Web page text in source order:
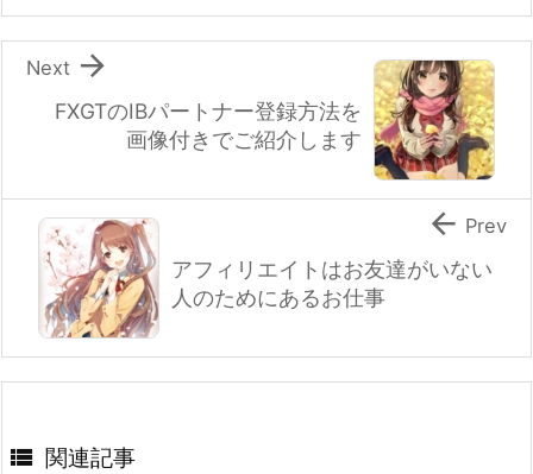
FXGTのIBパートナー登録方法を
画像付きでご紹介します

Next
アフィリエイトはお友達がいない
人のためにあるお仕事
 Prev
 関連記事